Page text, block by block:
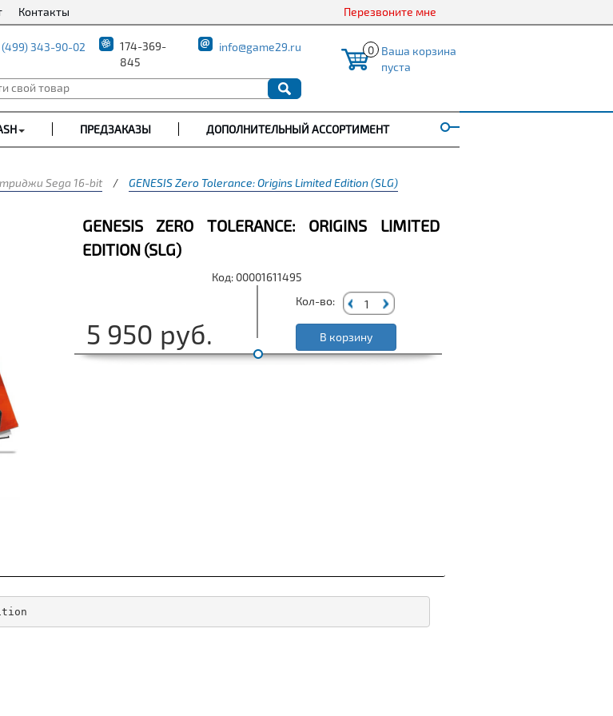
Контакты Перезвоните мне
(499) 343-90-02
174-369-
845
info@game29.ru 0 Ваша корзина
пуста
ПРЕДЗАКАЗЫ ДОПОЛНИТЕЛЬНЫЙ АССОРТИМЕНТ
Sega 16-bit / GENESIS Zero Tolerance: Origins Limited Edition (SLG)
GENESIS ZERO TOLERANCE: ORIGINS LIMITED
EDITION (SLG)
Код: 00001611495
5 950 руб.
Кол-во:
В корзину